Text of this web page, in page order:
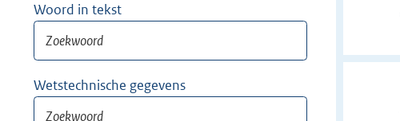
Woord in tekst
Wetstechnische gegevens